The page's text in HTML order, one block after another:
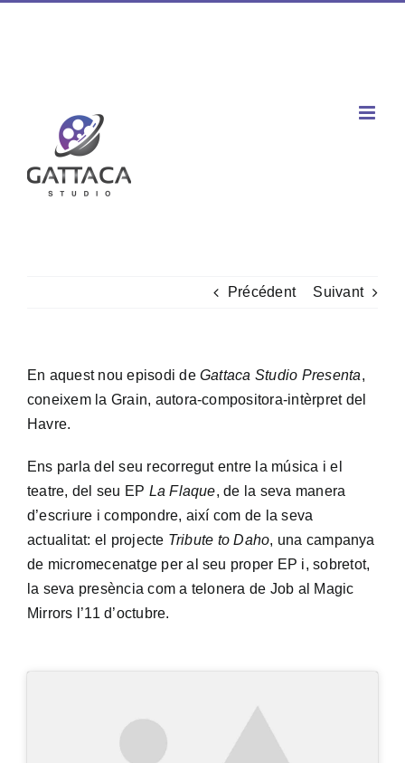
Précédent Suivant
En aquest nou episodi de Gattaca Studio Presenta,
coneixem la Grain, autora-compositora-intèrpret del
Havre.
Ens parla del seu recorregut entre la música i el
teatre, del seu EP La Flaque, de la seva manera
d’escriure i compondre, així com de la seva
actualitat: el projecte Tribute to Daho, una campanya
de micromecenatge per al seu proper EP i, sobretot,
la seva presència com a telonera de Job al Magic
Mirrors l’11 d’octubre.